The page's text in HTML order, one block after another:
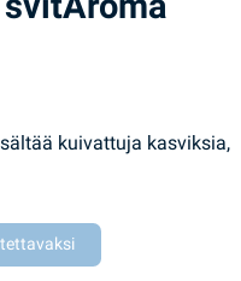
kuivattuja kasviksia,